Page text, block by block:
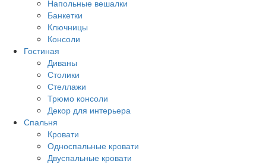
Напольные вешалки
Банкетки
Ключницы
Консоли
Гостиная
Диваны
Столики
Стеллажи
Трюмо консоли
Декор для интерьера
Спальня
Кровати
Односпальные кровати
Двуспальные кровати